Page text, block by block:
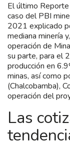
El último
caso del PBI
2021 explicado
mediana minería
operación de
su parte, para el
producción en
minas, así como
(Chalcobamba),
operación del
Las